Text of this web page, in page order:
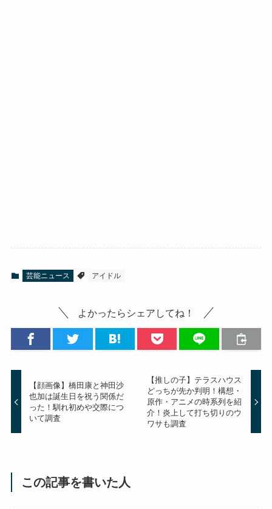
芸能ニュース アイドル
よかったらシェアしてね！
【顔画像】橋田康と神田沙
也加は誕生日を祝う関係だ
った！馴れ初めや交際につ
いて調査
【推しの子】テラスハウス
どっちが先か判明！構想・
原作・アニメの時系列を紹
介！炎上して打ち切りのウ
ワサも調査
この記事を書いた人